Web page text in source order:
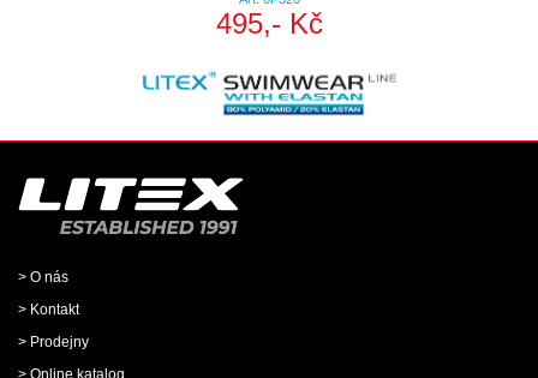
495,- Kč
> O nás
> Kontakt
> Prodejny
> Online katalog